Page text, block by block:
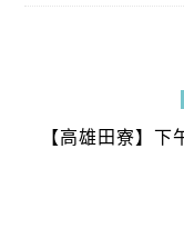
【高雄田寮】